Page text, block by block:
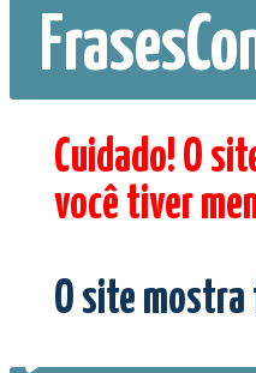
Cuidado! O
você tiver
O site mostra